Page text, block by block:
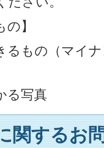
】
るもの（マイ
る写真
関するお